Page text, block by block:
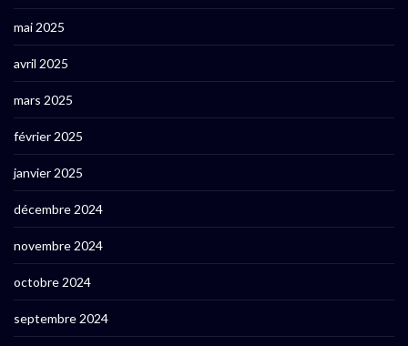
mai 2025
avril 2025
mars 2025
février 2025
janvier 2025
décembre 2024
novembre 2024
octobre 2024
septembre 2024